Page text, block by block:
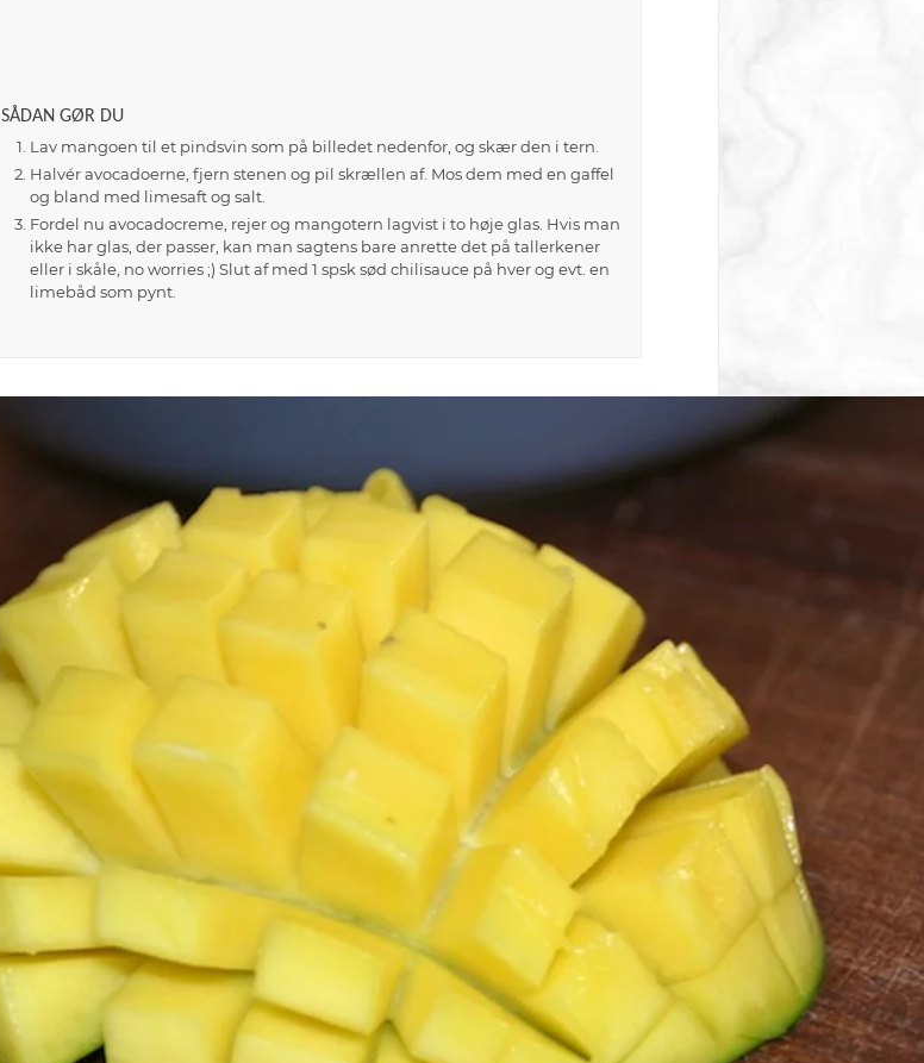
SÅDAN GØR DU
Lav mangoen til et pindsvin som på billedet nedenfor, og skær den i tern.
Halvér avocadoerne, fjern stenen og pil skrællen af. Mos dem med en gaffel
og bland med limesaft og salt.
Fordel nu avocadocreme, rejer og mangotern lagvist i to høje glas. Hvis man
ikke har glas, der passer, kan man sagtens bare anrette det på tallerkener
eller i skåle, no worries ;) Slut af med 1 spsk sød chilisauce på hver og evt. en
limebåd som pynt.